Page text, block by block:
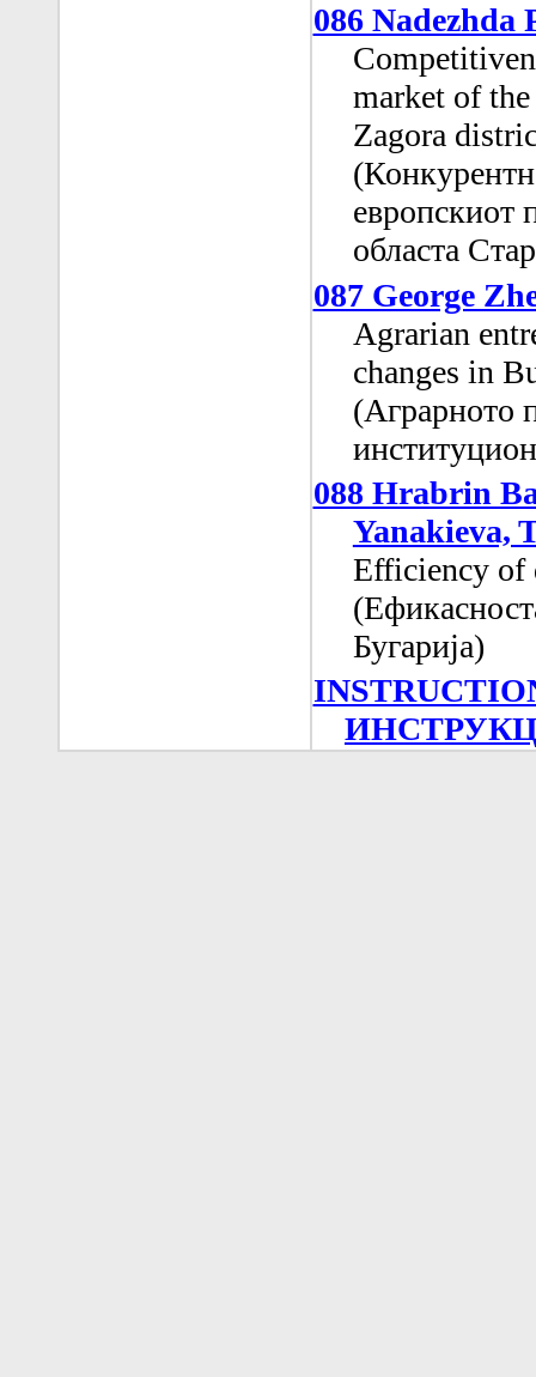
086 Nadezhda
market of
Zagora
европскиот
областа
087 George
Agrarian
changes in
(Аграрното
088 Hrabrin
Yanakieva,
Efficiency of
Бугарија)